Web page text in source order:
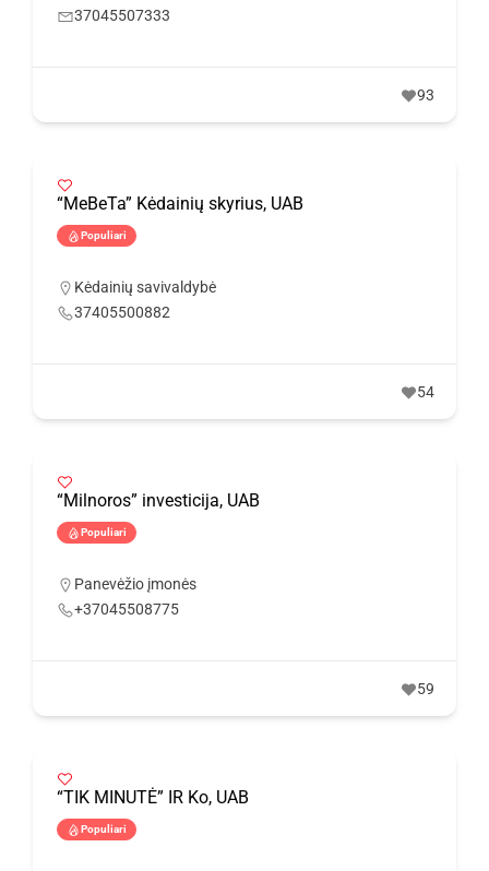
37045507333
93
“MeBeTa” Kėdainių skyrius, UAB
Populiari
Kėdainių savivaldybė
37405500882
54
“Milnoros” investicija, UAB
Populiari
Panevėžio įmonės
+37045508775
59
“TIK MINUTĖ” IR Ko, UAB
Populiari